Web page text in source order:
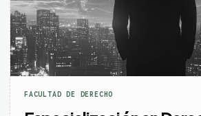
FACULTAD DE DERECHO